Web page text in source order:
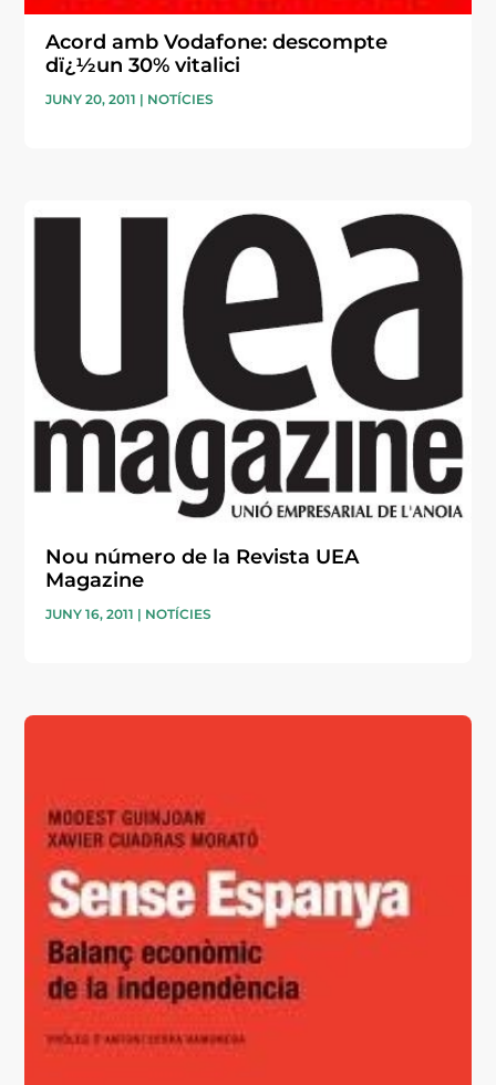
Acord amb Vodafone: descompte
dï¿½un 30% vitalici
JUNY 20, 2011 | NOTÍCIES
Nou número de la Revista UEA
Magazine
JUNY 16, 2011 | NOTÍCIES